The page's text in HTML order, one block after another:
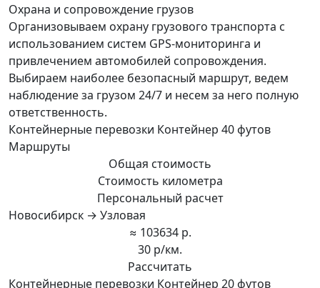
Охрана и сопровождение грузов
Организовываем охрану грузового транспорта с
использованием систем GPS-мониторинга и
привлечением автомобилей сопровождения.
Выбираем наиболее безопасный маршрут, ведем
наблюдение за грузом 24/7 и несем за него полную
ответственность.
Контейнерные перевозки Контейнер 40 футов
Маршруты
Общая стоимость
Стоимость километра
Персональный расчет
Новосибирск → Узловая
≈ 103634 р.
30 р/км.
Рассчитать
Контейнерные перевозки Контейнер 20 футов